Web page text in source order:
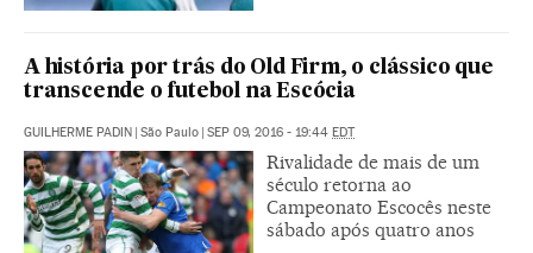
A história por trás do Old Firm, o clássico que
transcende o futebol na Escócia
GUILHERME PADIN | São Paulo | SEP 09, 2016 - 19:44 EDT
Rivalidade de mais de um
século retorna ao
Campeonato Escocês neste
sábado após quatro anos